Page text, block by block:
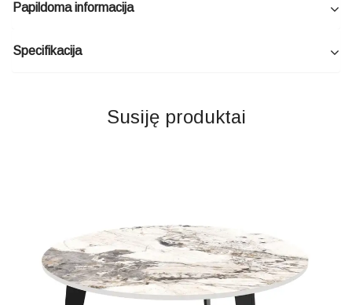
Papildoma informacija
Specifikacija
Susiję produktai